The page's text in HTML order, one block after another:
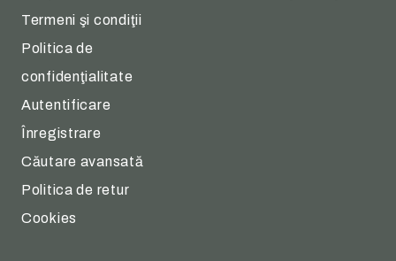
Termeni şi condiţii
Politica de
confidenţialitate
Autentificare
Înregistrare
Căutare avansată
Politica de retur
Cookies